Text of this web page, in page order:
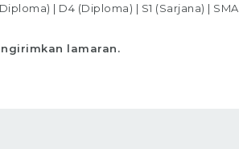
| D4 (Diploma) | S1 (Sarjana) | SMA
lamaran.